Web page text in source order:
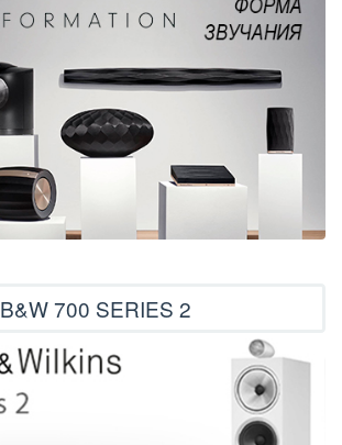
B&W 700 SERIES 2